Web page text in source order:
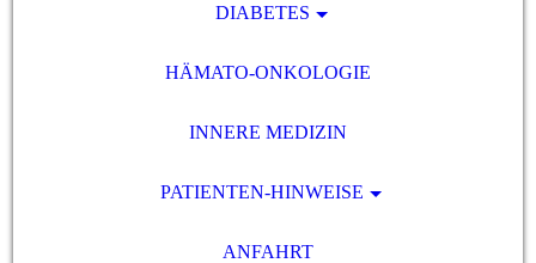
DIABETES
HÄMATO-ONKOLOGIE
INNERE MEDIZIN
PATIENTEN-HINWEISE
ANFAHRT